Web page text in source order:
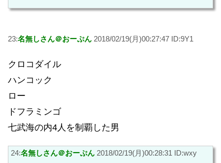
23:名無しさん＠おーぷん 2018/02/19(月)00:27:47 ID:9Y1
クロコダイル
ハンコック
ロー
ドフラミンゴ
七武海の内4人を制覇した男
24:名無しさん＠おーぷん 2018/02/19(月)00:28:31 ID:wxy